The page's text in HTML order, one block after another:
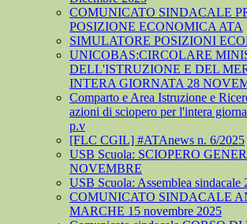
COMUNICATO SINDACALE
POSIZIONE ECONOMICA ATA
SIMULATORE POSIZIONI
UNICOBAS:CIRCOLARE
DELL'ISTRUZIONE E DEL
INTERA GIORNATA 28
Comparto e Area Istruzione e
azioni di sciopero per l'intera
p.v
[FLC CGIL] #ATAnews n. 6/2025
USB Scuola: SCIOPERO
NOVEMBRE
USB Scuola: Assemblea sindacale
COMUNICATO SINDACALE
MARCHE 15 novembre 2025